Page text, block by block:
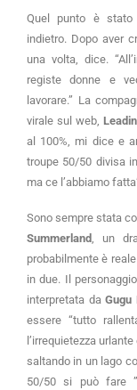
Quel punto è
indietro. Dopo aver
una volta, dice.
registe donne e
lavorare.” La
virale sul web,
al 100%, mi dice e
troupe 50/50 divisa
ma ce l’abbiamo
Sono sempre stata
Summerland, un
probabilmente è
in due. Il
interpretata da Gugu
essere “tutto
l’irrequietezza
saltando in un lago
50/50 si può fare